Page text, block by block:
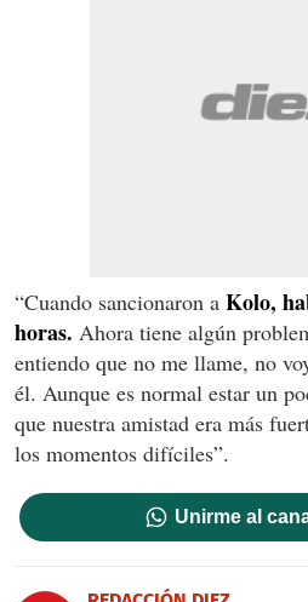
“Cuando sancionaron a Kolo,
horas. Ahora tiene algún
entiendo que no me llame, no
él. Aunque es normal estar un
que nuestra amistad era más
los momentos difíciles”.
Unirme al